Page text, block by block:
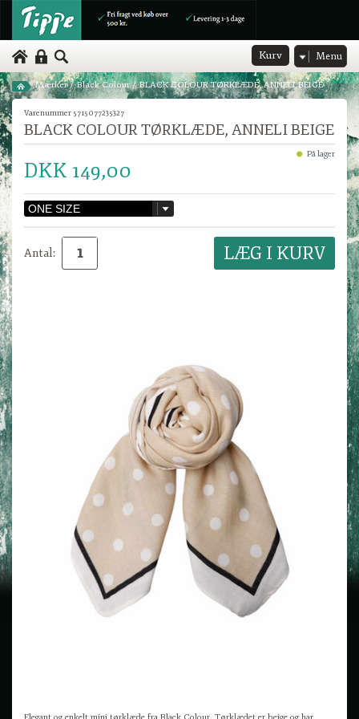
Kurv Menu
Mærker/ Black Colour/ BLACK COLOUR TØRKLÆDE, ANNELI BEIGE
Varenummer 5715077235327
BLACK COLOUR TØRKLÆDE, ANNELI BEIGE
På lager
DKK 149,00
Antal: